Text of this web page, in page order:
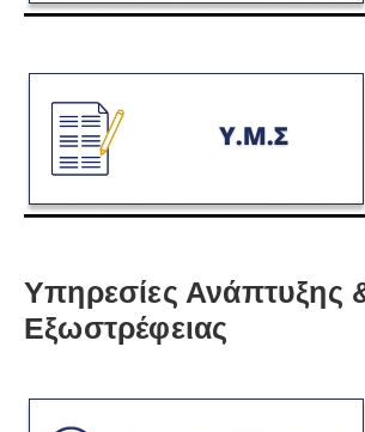
Υπηρεσίες Ανάπτυξης
Εξωστρέφειας